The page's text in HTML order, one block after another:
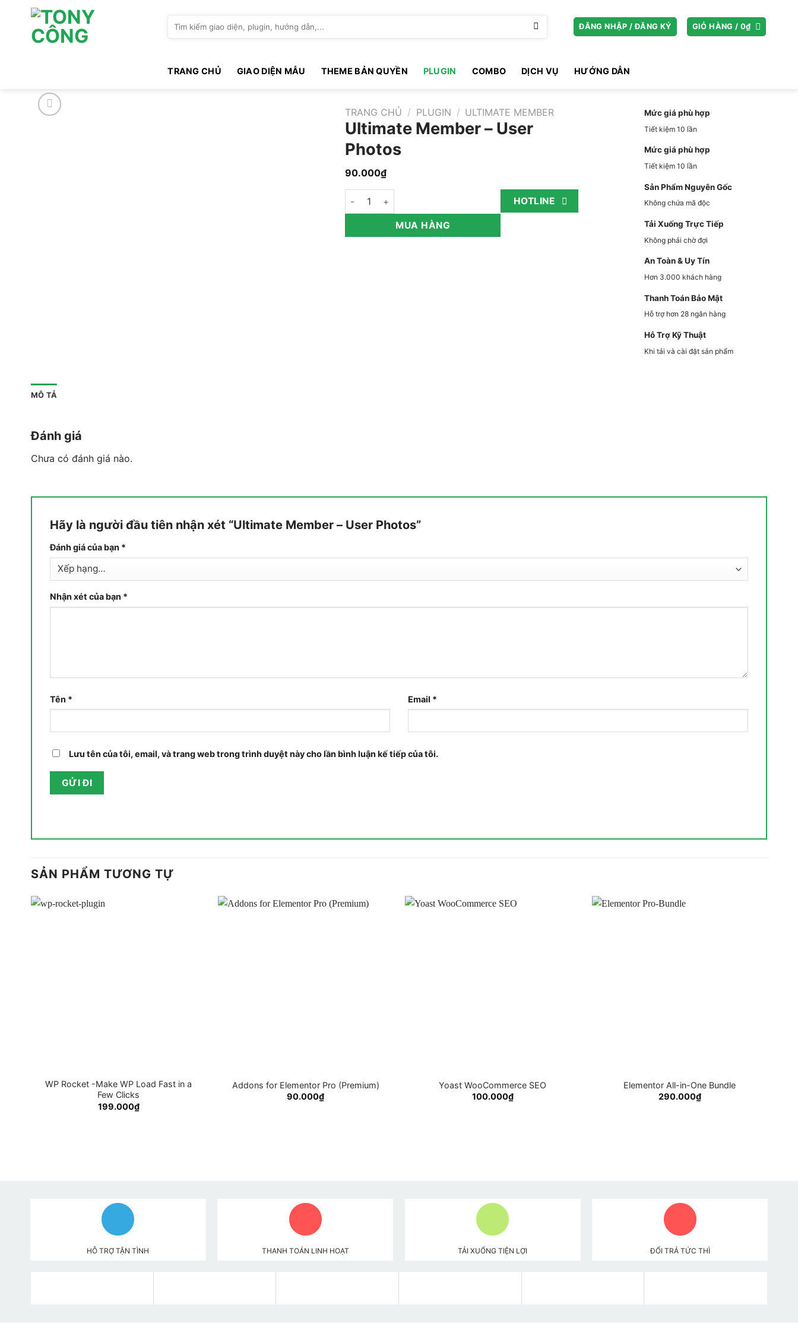
kiếm:
ĐĂNG NHẬP / ĐĂNG KÝ GIỎ HÀNG / 0₫
TRANG CHỦ GIAO DIỆN MẪU THEME BẢN QUYỀN PLUGIN COMBO DỊCH VỤ HƯỚNG DẪN
TRANG CHỦ / PLUGIN / ULTIMATE MEMBER
Ultimate Member – User
Photos
90.000₫
Ultimate Member – User Photos số lượng
MUA HÀNG
HOTLINE
Mức giá phù hợp
Tiết kiệm 10 lần
Mức giá phù hợp
Tiết kiệm 10 lần
Sản Phẩm Nguyên Gốc
Không chứa mã độc
Tải Xuống Trực Tiếp
Không phải chờ đợi
An Toàn & Uy Tín
Hơn 3.000 khách hàng
Thanh Toán Bảo Mật
Hỗ trợ hơn 28 ngân hàng
Hỗ Trợ Kỹ Thuật
Khi tải và cài đặt sản phẩm
MÔ TẢ
Đánh giá
Chưa có đánh giá nào.
Hãy là người đầu tiên nhận xét “Ultimate Member – User Photos”
Đánh giá của bạn *
Nhận xét của bạn *
Tên * Email *
Lưu tên của tôi, email, và trang web trong trình duyệt này cho lần bình luận kế tiếp của tôi.
SẢN PHẨM TƯƠNG TỰ
WP Rocket -Make WP Load Fast in a
Few Clicks
199.000₫
Addons for Elementor Pro (Premium)
90.000₫
Yoast WooCommerce SEO
100.000₫
Elementor All-in-One Bundle
290.000₫
HỖ TRỢ TẬN TÌNH THANH TOÁN LINH HOẠT TẢI XUỐNG TIỆN LỢI ĐỔI TRẢ TỨC THÌ